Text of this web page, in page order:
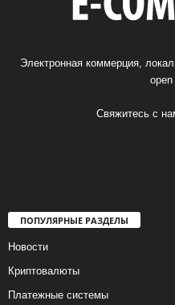
Электронная коммерция,
Свяжитесь с
ПОПУЛЯРНЫЕ РАЗДЕЛЫ
Новости
Криптовалюты
Платежные системы